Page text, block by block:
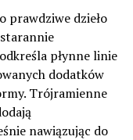
prawdziwe dzieło
płynne linie
dodatków
Trójramienne
nawiązując do